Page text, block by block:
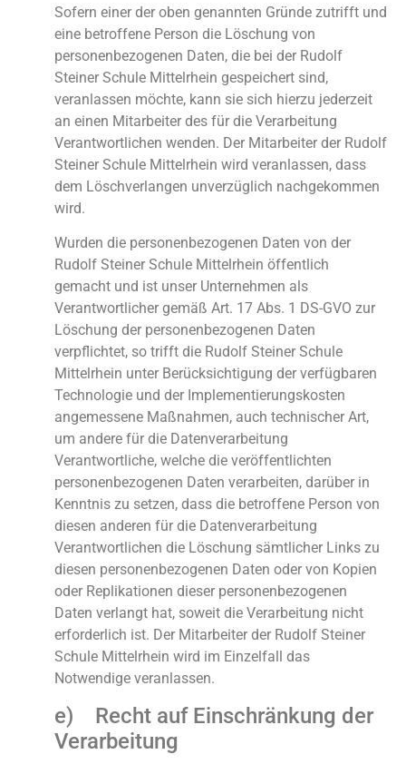
Sofern einer der oben genannten Gründe zutrifft und
eine betroffene Person die Löschung von
personenbezogenen Daten, die bei der Rudolf
Steiner Schule Mittelrhein gespeichert sind,
veranlassen möchte, kann sie sich hierzu jederzeit
an einen Mitarbeiter des für die Verarbeitung
Verantwortlichen wenden. Der Mitarbeiter der Rudolf
Steiner Schule Mittelrhein wird veranlassen, dass
dem Löschverlangen unverzüglich nachgekommen
wird.
Wurden die personenbezogenen Daten von der
Rudolf Steiner Schule Mittelrhein öffentlich
gemacht und ist unser Unternehmen als
Verantwortlicher gemäß Art. 17 Abs. 1 DS-GVO zur
Löschung der personenbezogenen Daten
verpflichtet, so trifft die Rudolf Steiner Schule
Mittelrhein unter Berücksichtigung der verfügbaren
Technologie und der Implementierungskosten
angemessene Maßnahmen, auch technischer Art,
um andere für die Datenverarbeitung
Verantwortliche, welche die veröffentlichten
personenbezogenen Daten verarbeiten, darüber in
Kenntnis zu setzen, dass die betroffene Person von
diesen anderen für die Datenverarbeitung
Verantwortlichen die Löschung sämtlicher Links zu
diesen personenbezogenen Daten oder von Kopien
oder Replikationen dieser personenbezogenen
Daten verlangt hat, soweit die Verarbeitung nicht
erforderlich ist. Der Mitarbeiter der Rudolf Steiner
Schule Mittelrhein wird im Einzelfall das
Notwendige veranlassen.
e) Recht auf Einschränkung der
Verarbeitung